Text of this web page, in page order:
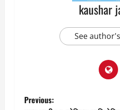
kaushar
See
P
Previous: